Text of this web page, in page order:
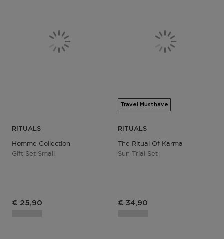
RITUALS
Homme Collection
Gift Set Small
€ 25,90
Travel Musthave
RITUALS
The Ritual Of Karma
Sun Trial Set
€ 34,90